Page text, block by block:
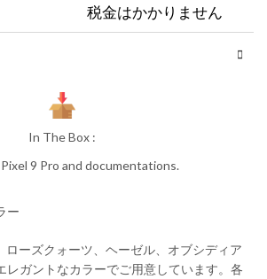
税金はかかりません
In The Box :
9 Pro and documentations.
ー
ローズクォーツ、ヘーゼル、オブシディア
レガントなカラーでご用意しています。各